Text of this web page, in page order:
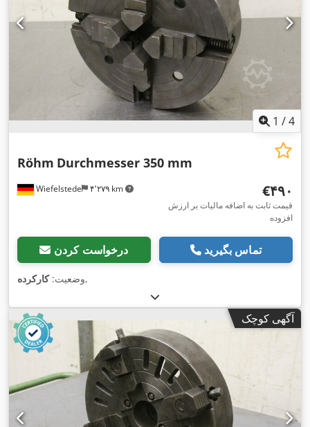
1 /4
Wiefelstede ۴٬۲۷۹ km
Röhm Durchmesser 350 mm
‎€۴۹۰
قیمت ثابت به اضافه مالیات بر ارزش
افزوده
درخواست کردن تماس بگیرید
وضعیت:کارکرده ,
آگهی کوچک